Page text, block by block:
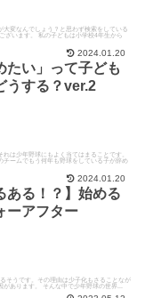
変なんでしょう？と思わず検索をしている
ざいます。 私の子どもは小学校4年生から
2024.01.20
たい」って子ども
うする？ver.2
は少年野球にもよく当てはまることです。
ームでもう何年も野球をしている子が辞め
2024.01.20
ある！？】始める
ーアフター
そうです。その理由は少子化もさることなが
があります。 そんな中で少年野球の世界...